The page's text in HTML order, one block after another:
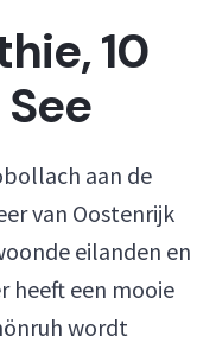
10
aan de
van Oostenrijk
eilanden en
heeft een mooie
wordt